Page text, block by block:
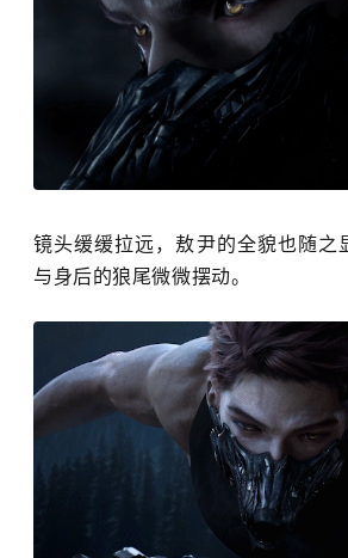
镜头缓缓拉远，敖尹的全貌也随之
与身后的狼尾微微摆动。